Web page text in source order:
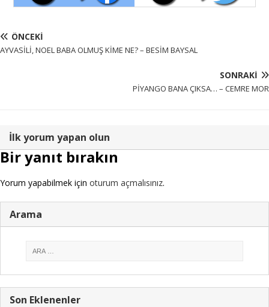
ÖNCEKI
AYVASİLİ, NOEL BABA OLMUŞ KİME NE? – BESİM BAYSAL
SONRAKI
PİYANGO BANA ÇIKSA… – CEMRE MOR
İlk yorum yapan olun
Bir yanıt bırakın
Yorum yapabilmek için oturum açmalısınız.
Arama
Son Eklenenler